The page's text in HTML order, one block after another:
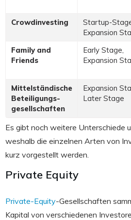
Crowdinvesting
Startup-
Expansion
Family and
Friends
Early Stage,
Expansion
Mittelständische
Beteiligungs-
gesellschaften
Expansion
Later Stage
Es gibt noch weitere Unterschiede
weshalb die einzelnen Arten von
kurz vorgestellt werden.
Private Equity
Private-Equity-Gesellschaften
Kapital von verschiedenen